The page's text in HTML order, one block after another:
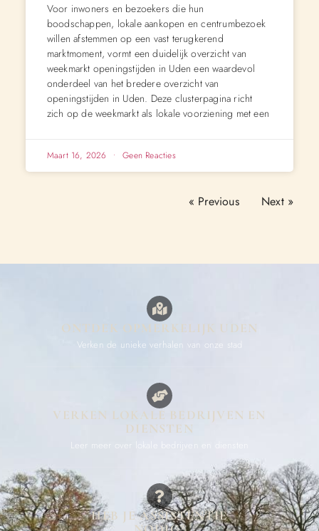
Voor inwoners en bezoekers die hun
boodschappen, lokale aankopen en centrumbezoek
willen afstemmen op een vast terugkerend
marktmoment, vormt een duidelijk overzicht van
weekmarkt openingstijden in Uden een waardevol
onderdeel van het bredere overzicht van
openingstijden in Uden. Deze clusterpagina richt
zich op de weekmarkt als lokale voorziening met een
Maart 16, 2026 Geen Reacties
« Previous Next »
ONTDEK OPMERKELIJK UDEN
Verken de unieke verhalen van onze stad
VERKEN LOKALE BEDRIJVEN EN
DIENSTEN
Leer meer over lokale bedrijven en diensten
HEB JE ASSISTENTIE